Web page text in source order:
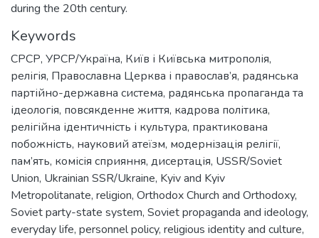
during the 20th century.
Keywords
СРСР, УРСР/Україна, Київ і Київська митрополія,
релігія, Православна Церква і православ’я, радянська
партійно-державна система, радянська пропаганда та
ідеологія, повсякденне життя, кадрова політика,
релігійна ідентичність і культура, практикована
побожність, науковий атеїзм, модернізація релігії,
пам’ять, комісія сприяння, дисертація, USSR/Soviet
Union, Ukrainian SSR/Ukraine, Kyiv and Kyiv
Metropolitanate, religion, Orthodox Church and Orthodoxy,
Soviet party-state system, Soviet propaganda and ideology,
everyday life, personnel policy, religious identity and culture,